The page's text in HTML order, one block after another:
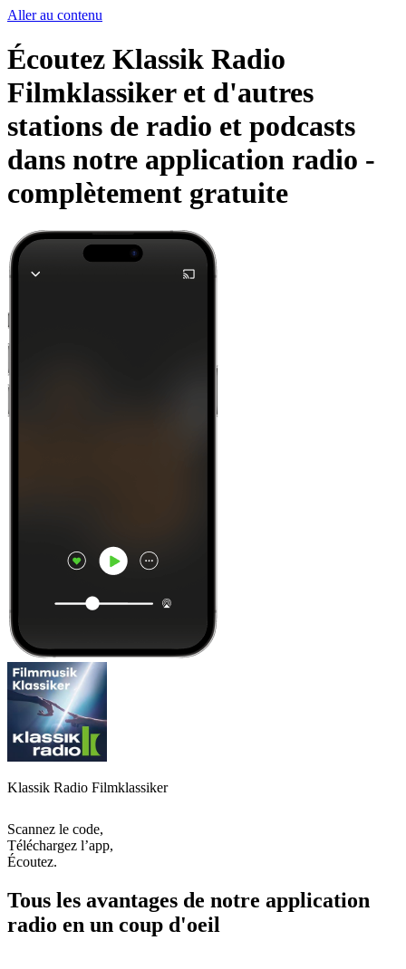
Aller au contenu
Écoutez Klassik Radio
Filmklassiker et d'autres
stations de radio et podcasts
dans notre application radio -
complètement gratuite
Klassik Radio Filmklassiker
Scannez le code,
Téléchargez l’app,
Écoutez.
Tous les avantages de notre application
radio en un coup d'oeil